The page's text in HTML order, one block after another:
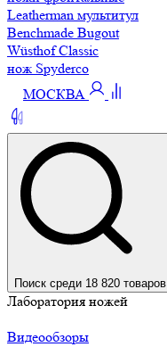
Leatherman мультитул
Benchmade Bugout
Wüsthof Classic
нож Spyderco
МОСКВА
Поиск среди 18 820 товаров
Лаборатория ножей
Видеообзоры